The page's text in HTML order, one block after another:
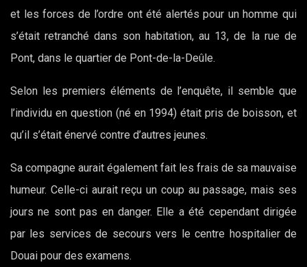
et les forces de l’ordre ont été alertés pour un homme qui
s’était retranché dans son habitation, au 13, de la rue de
Pont, dans le quartier de Pont-de-la-Deûle.
Selon les premiers éléments de l’enquête, il semble que
l’individu en question (né en 1994) était pris de boisson, et
qu’il s’était énervé contre d’autres jeunes.
Sa compagne aurait également fait les frais de sa mauvaise
humeur. Celle-ci aurait reçu un coup au passage, mais ses
jours ne sont pas en danger. Elle a été cependant dirigée
par les services de secours vers le centre hospitalier de
Douai pour des examens.